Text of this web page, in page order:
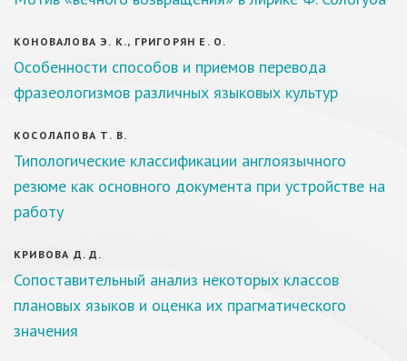
КОНОВАЛОВА Э. К., ГРИГОРЯН Е. О.
Особенности способов и приемов перевода
фразеологизмов различных языковых культур
КОСОЛАПОВА Т. В.
Типологические классификации англоязычного
резюме как основного документа при устройстве на
работу
КРИВОВА Д. Д.
Сопоставительный анализ некоторых классов
плановых языков и оценка их прагматического
значения